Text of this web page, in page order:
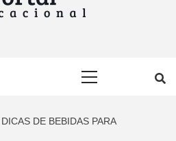
DICAS DE BEBIDAS PARA